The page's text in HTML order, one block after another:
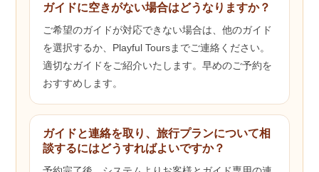
ガイドに空きがない場合はどうなりますか？
ご希望のガイドが対応できない場合は、他のガイド
を選択するか、Playful Toursまでご連絡ください。
適切なガイドをご紹介いたします。早めのご予約を
おすすめします。
ガイドと連絡を取り、旅行プランについて相
談するにはどうすればよいですか？